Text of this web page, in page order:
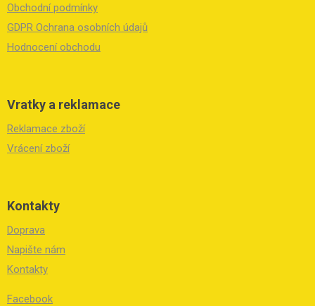
Obchodní podmínky
GDPR Ochrana osobních údajů
Hodnocení obchodu
Vratky a reklamace
Reklamace zboží
Vrácení zboží
Kontakty
Doprava
Napište nám
Kontakty
Facebook